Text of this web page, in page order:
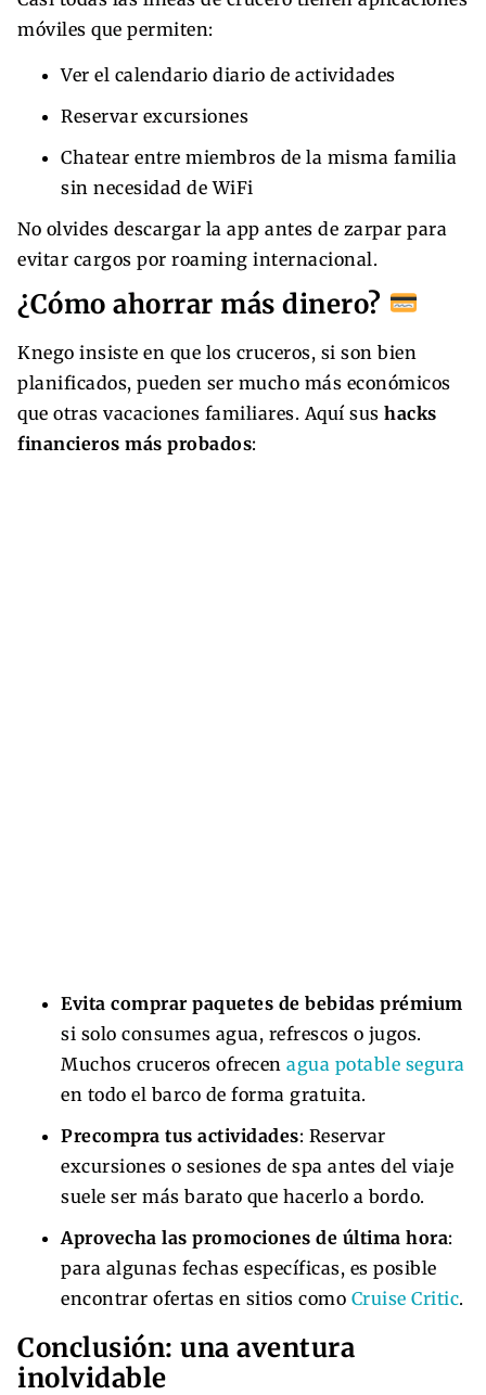
móviles que permiten:
Ver el calendario diario de actividades
Reservar excursiones
Chatear entre miembros de la misma familia
sin necesidad de WiFi
No olvides descargar la app antes de zarpar para
evitar cargos por roaming internacional.
¿Cómo ahorrar más dinero?
Knego insiste en que los cruceros, si son bien
planificados, pueden ser mucho más económicos
que otras vacaciones familiares. Aquí sus hacks
financieros más probados:
Evita comprar paquetes de bebidas prémium
si solo consumes agua, refrescos o jugos.
Muchos cruceros ofrecen agua potable segura
en todo el barco de forma gratuita.
Precompra tus actividades: Reservar
excursiones o sesiones de spa antes del viaje
suele ser más barato que hacerlo a bordo.
Aprovecha las promociones de última hora:
para algunas fechas específicas, es posible
encontrar ofertas en sitios como Cruise Critic.
Conclusión: una aventura
inolvidable